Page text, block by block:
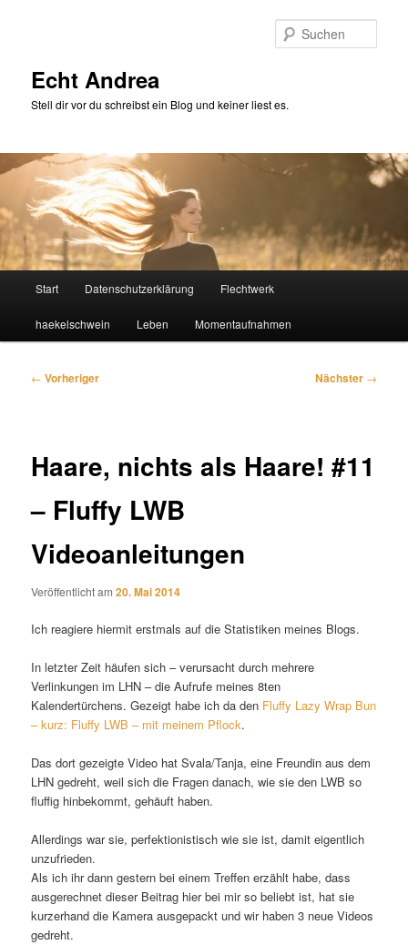
Echt Andrea
Stell dir vor du schreibst ein Blog und keiner liest es.
Start Datenschutzerklärung Flechtwerk
haekelschwein Leben Momentaufnahmen
Beitragsnavigation
← Vorheriger Nächster →
Haare, nichts als Haare! #11
– Fluffy LWB
Videoanleitungen
Veröffentlicht am20. Mai 2014
Ich reagiere hiermit erstmals auf die Statistiken meines Blogs.
In letzter Zeit häufen sich – verursacht durch mehrere
Verlinkungen im LHN – die Aufrufe meines 8ten
Kalendertürchens. Gezeigt habe ich da den Fluffy Lazy Wrap Bun
– kurz: Fluffy LWB – mit meinem Pflock.
Das dort gezeigte Video hat Svala/Tanja, eine Freundin aus dem
LHN gedreht, weil sich die Fragen danach, wie sie den LWB so
fluffig hinbekommt, gehäuft haben.
Allerdings war sie, perfektionistisch wie sie ist, damit eigentlich
unzufrieden.
Als ich ihr dann gestern bei einem Treffen erzählt habe, dass
ausgerechnet dieser Beitrag hier bei mir so beliebt ist, hat sie
kurzerhand die Kamera ausgepackt und wir haben 3 neue Videos
gedreht.